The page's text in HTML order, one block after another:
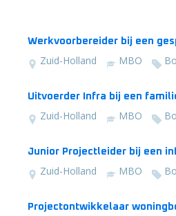
Werkvoorbereider bij een
Zuid-Holland MBO
Uitvoerder Infra bij een
Zuid-Holland MBO
Junior Projectleider bij een
Zuid-Holland MBO
Projectontwikkelaar